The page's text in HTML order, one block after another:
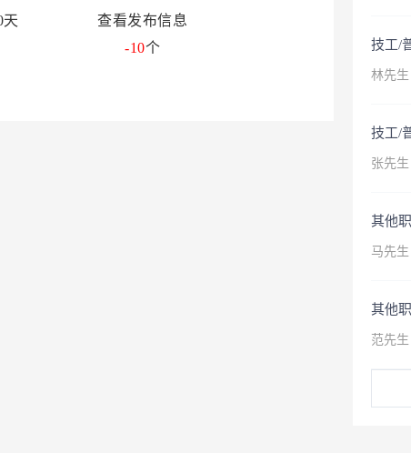
天
查看发布信息
-10个 技工/
林先生
技工/
张先生
其他
马先生
其他
范先生